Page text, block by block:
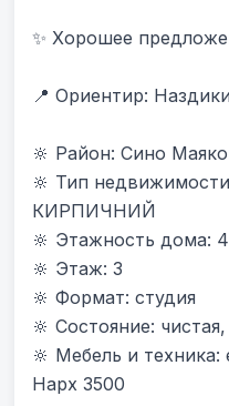
✨ Хорошее
📍 Ориентир:
🔆 Район: Сино
🔆 Тип
КИРПИЧНИЙ
🔆 Этажность дома:
🔆 Этаж: 3
🔆 Формат: студия
🔆 Состояние:
🔆 Мебель и техника:
Нарх 3500